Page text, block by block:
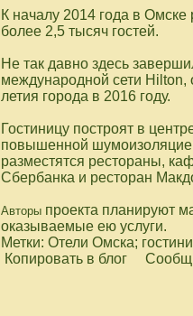
К началу 2014 года в Омске
более 2,5 тысяч гостей.
Не так давно здесь
международной сети Hilton,
летия города в 2016 году.
Гостиницу построят в
повышенной
разместятся рестораны,
Сбербанка и ресторан
Авторы проекта планируют
оказываемые ею услуги.
Метки: Отели Омска;
Копировать в блог